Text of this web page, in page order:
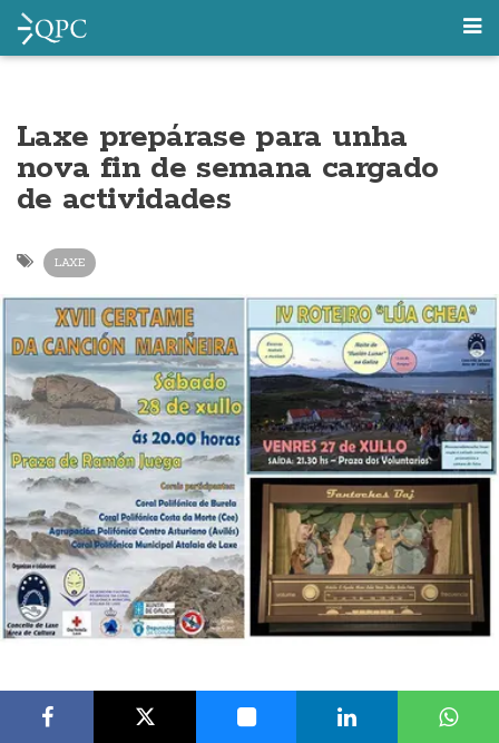
Laxe prepárase para unha
nova fin de semana cargado
de actividades
LAXE